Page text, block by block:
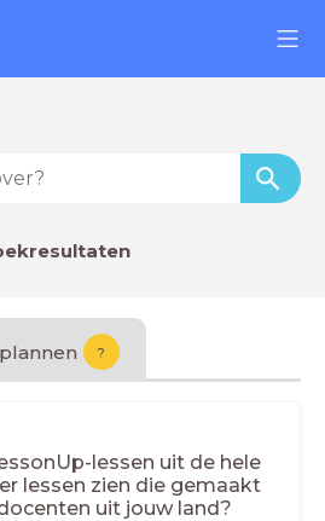
?
lessen uit de hele
lessen zien die gemaakt
uit jouw land?